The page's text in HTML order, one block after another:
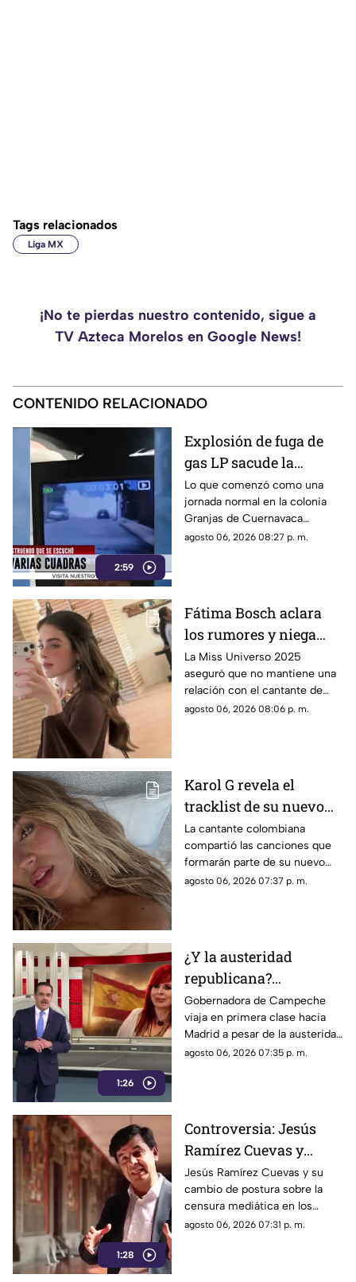
Tags relacionados
Liga MX
¡No te pierdas nuestro contenido, sigue a
TV Azteca Morelos en Google News!
CONTENIDO RELACIONADO
2:59
Explosión de fuga de
gas LP sacude la
colonia Las Granjas
Lo que comenzó como una
jornada normal en la colonia
Granjas de Cuernavaca
terminó en una movilización
agosto 06, 2026 08:27 p. m.
Fátima Bosch aclara
los rumores y niega
tener un romance con
Natanael Cano
La Miss Universo 2025
aseguró que no mantiene una
relación con el cantante de
corridos tumbados.
agosto 06, 2026 08:06 p. m.
Karol G revela el
tracklist de su nuevo
álbum antes de su
lanzamiento; esta es la
lista completa
La cantante colombiana
compartió las canciones que
formarán parte de su nuevo
material de estudio,
agosto 06, 2026 07:37 p. m.
1:26
¿Y la austeridad
republicana?
Gobernadora Layda
Sansores viaja en
primera clase hacia
Madrid
Gobernadora de Campeche
viaja en primera clase hacia
Madrid a pesar de la austeridad
republicana.
agosto 06, 2026 07:35 p. m.
1:28
Controversia: Jesús
Ramírez Cuevas y
Censura a los Medios
de Comunicación
Jesús Ramírez Cuevas y su
cambio de postura sobre la
censura mediática en los
medios de comunicación.
agosto 06, 2026 07:31 p. m.